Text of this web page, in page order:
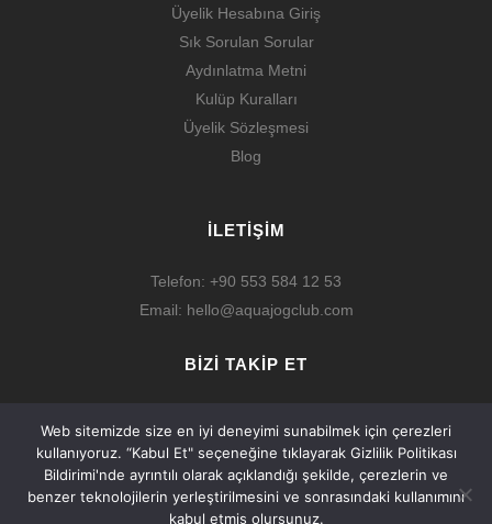
Üyelik Hesabına Giriş
Sık Sorulan Sorular
Aydınlatma Metni
Kulüp Kuralları
Üyelik Sözleşmesi
Blog
İLETİŞİM
Telefon: +90 553 584 12 53
Email: hello@aquajogclub.com
BİZİ TAKİP ET
© Aqua Jog Club © 2023. All Rights Reserved.
Web sitemizde size en iyi deneyimi sunabilmek için çerezleri
kullanıyoruz. “Kabul Et" seçeneğine tıklayarak Gizlilik Politikası
Bildirimi'nde ayrıntılı olarak açıklandığı şekilde, çerezlerin ve
benzer teknolojilerin yerleştirilmesini ve sonrasındaki kullanımını
kabul etmiş olursunuz.